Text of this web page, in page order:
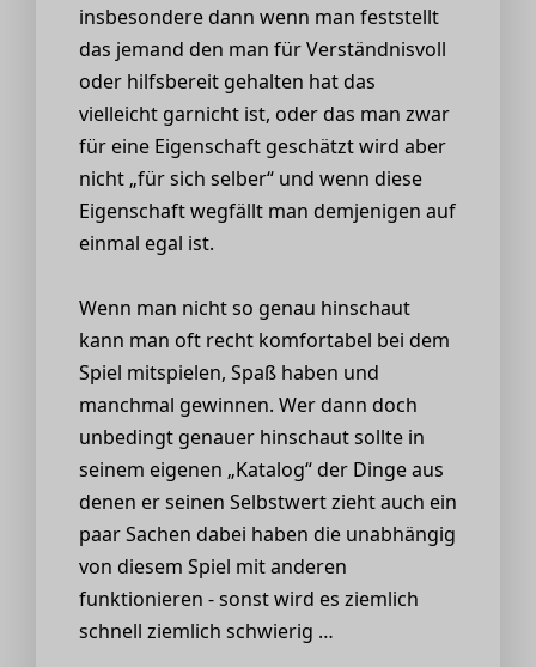
insbesondere dann wenn man feststellt
das jemand den man für Verständnisvoll
oder hilfsbereit gehalten hat das
vielleicht garnicht ist, oder das man zwar
für eine Eigenschaft geschätzt wird aber
nicht „für sich selber“ und wenn diese
Eigenschaft wegfällt man demjenigen auf
einmal egal ist.
Wenn man nicht so genau hinschaut
kann man oft recht komfortabel bei dem
Spiel mitspielen, Spaß haben und
manchmal gewinnen. Wer dann doch
unbedingt genauer hinschaut sollte in
seinem eigenen „Katalog“ der Dinge aus
denen er seinen Selbstwert zieht auch ein
paar Sachen dabei haben die unabhängig
von diesem Spiel mit anderen
funktionieren - sonst wird es ziemlich
schnell ziemlich schwierig …